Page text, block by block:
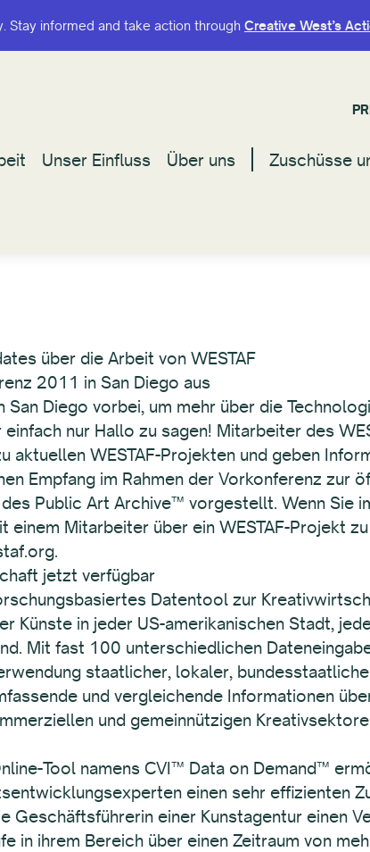
Stay informed and take action through Creative West’s
Unser Einfluss Über uns Zuschüsse
Stay informed and take action through Creative West’s
Unser Einfluss Über uns Zuschüsse
über die Arbeit von WESTAF
2011 in San Diego aus
Diego vorbei, um mehr über die
nur Hallo zu sagen! Mitarbeiter des
aktuellen WESTAF-Projekten und geben
Empfang im Rahmen der Vorkonferenz zur
Public Art Archive™ vorgestellt. Wenn Sie
Mitarbeiter über ein WESTAF-Projekt
jetzt verfügbar
Datentool zur
Künste in jeder US-amerikanischen Stadt,
Mit fast 100 unterschiedlichen
staatlicher, lokaler,
und vergleichende Informationen
und gemeinnützigen
Tool namens CVI™ Data on Demand™
einen sehr effizienten
Geschäftsführerin einer Kunstagentur einen
ihrem Bereich über einen Zeitraum von